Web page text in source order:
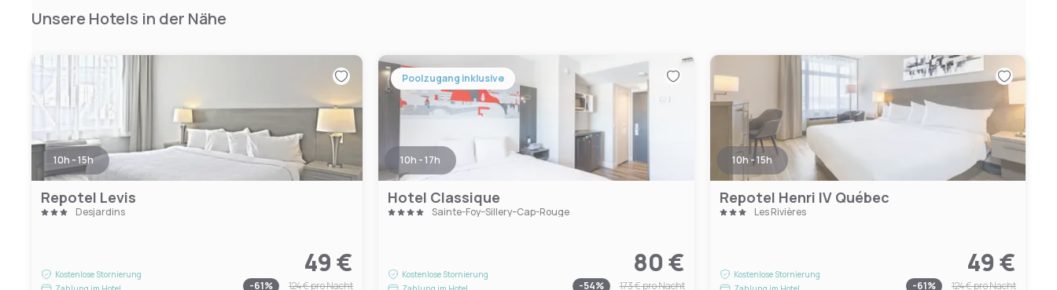
Unsere Hotels in der Nähe
10h - 15h
Repotel Levis
Desjardins
Kostenlose Stornierung
49 €
-61% 124 €pro Nacht
Poolzugang inklusive
10h - 17h
Hotel Classique
Sainte-Foy–Sillery–Cap-Rouge
Kostenlose Stornierung
80 €
-54% 173 €pro Nacht
10h - 15h
Repotel Henri IV Québec
Les Rivières
Kostenlose Stornierung
49 €
-61% 124 €pro Nacht